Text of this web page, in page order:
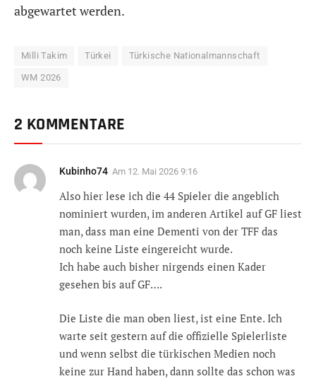
abgewartet werden.
Milli Takim Türkei Türkische Nationalmannschaft
WM 2026
2 KOMMENTARE
Kubinho74 Am 12. Mai 2026 9:16
Also hier lese ich die 44 Spieler die angeblich
nominiert wurden, im anderen Artikel auf GF liest
man, dass man eine Dementi von der TFF das
noch keine Liste eingereicht wurde.
Ich habe auch bisher nirgends einen Kader
gesehen bis auf GF….
Die Liste die man oben liest, ist eine Ente. Ich
warte seit gestern auf die offizielle Spielerliste
und wenn selbst die türkischen Medien noch
keine zur Hand haben, dann sollte das schon was